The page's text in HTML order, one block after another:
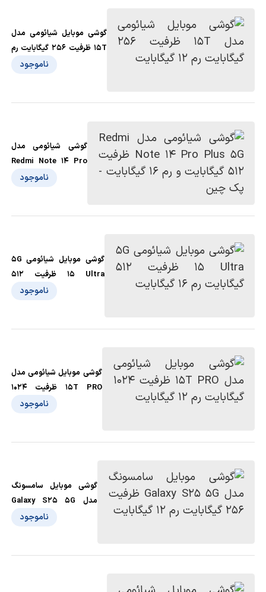
گوشی موبایل شیائومی مدل
15T ظرفیت 256 گیگابایت رم
ناموجود
گوشی شیائومی مدل
Redmi Note 14 Pro
Plus 5G ظرفیت 512ناموجود
گوشی موبايل شیائومی 5G
15 Ultra ظرفیت 512
ناموجود
گوشی موبایل شیائومی مدل
15T PRO ظرفیت 1024
ناموجود
گوشی موبایل سامسونگ
مدل Galaxy S25 5G
ناموجود